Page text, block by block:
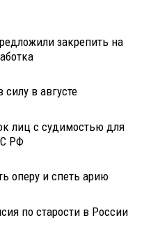
закрепить на
в августе
лиц с судимостью для
РФ
оперу и спеть арию
по старости в России